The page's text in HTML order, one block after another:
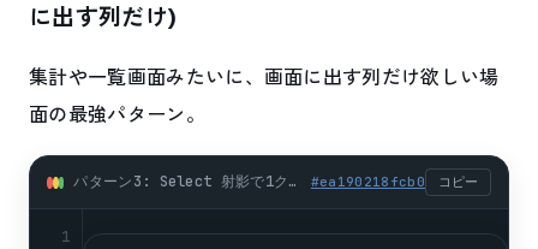
に出す列だけ)
集計や一覧画面みたいに、画面に出す列だけ欲しい場
面の最強パターン。
パターン3: Select 射影で1クエリ集計 (画面に出す列だけ) (csharp) #ea190218fcb0 コピー
1